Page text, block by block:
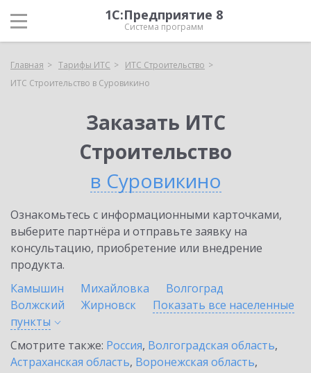
1С:Предприятие 8
Система программ
Главная Тарифы ИТС
ИТС Строительство
ИТС Строительство в Суровикино
Заказать ИТС
Строительство
в Суровикино
Ознакомьтесь с информационными карточками,
выберите партнёра и отправьте заявку на
консультацию, приобретение или внедрение
продукта.
Камышин
Михайловка
Волгоград
Волжский
Жирновск
Показать все населенные
пункты
Смотрите также: Россия, Волгоградская область,
Астраханская область, Воронежская область,